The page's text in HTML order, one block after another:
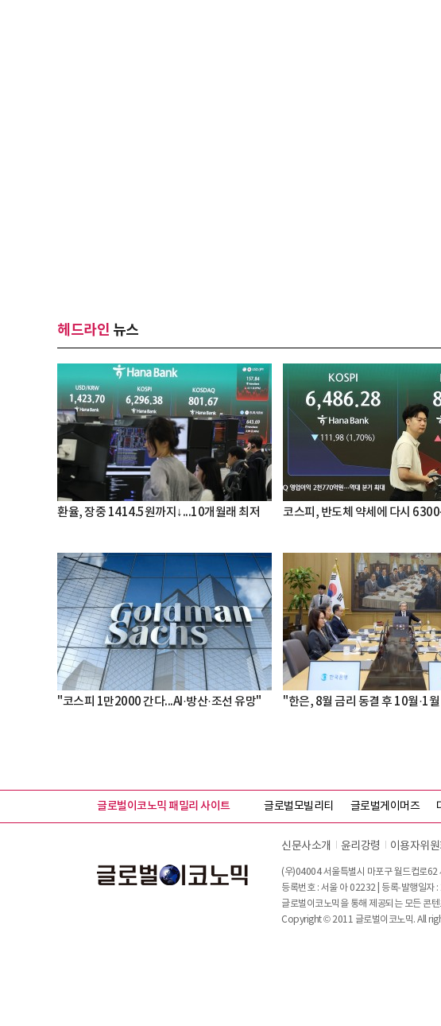
헤드라인 뉴스
환율, 장중 1414.5원까지↓...10개월래 최저 코스피, 반도체 약세에 다시
"코스피 1만2000 간다...AI·방산·조선 유망" "한은, 8월 금리 동결 후 10월·1
글로벌이코노믹 패밀리 사이트 글로벌모빌리티 글로벌게이머즈
신문사소개 윤리강령 이용자위원
(우)04004 서울특별시 마포구 월드컵로62
등록번호 : 서울 아 02232 | 등록·발행일자
글로벌이코노믹을 통해 제공되는 모든 콘
Copyright © 2011 글로벌이코노믹. All